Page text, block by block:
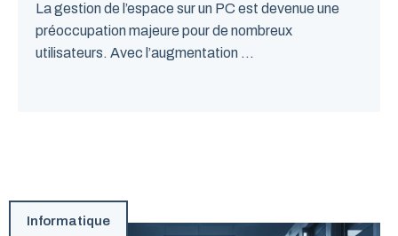
La gestion de l’espace sur un PC est devenue une
préoccupation majeure pour de nombreux
utilisateurs. Avec l’augmentation ...
Informatique